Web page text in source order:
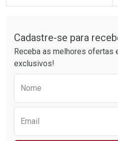
Laboratório
Por Menos
Cadastre-se para
Receba as melhores ofertas
exclusivos!
Nome
Email